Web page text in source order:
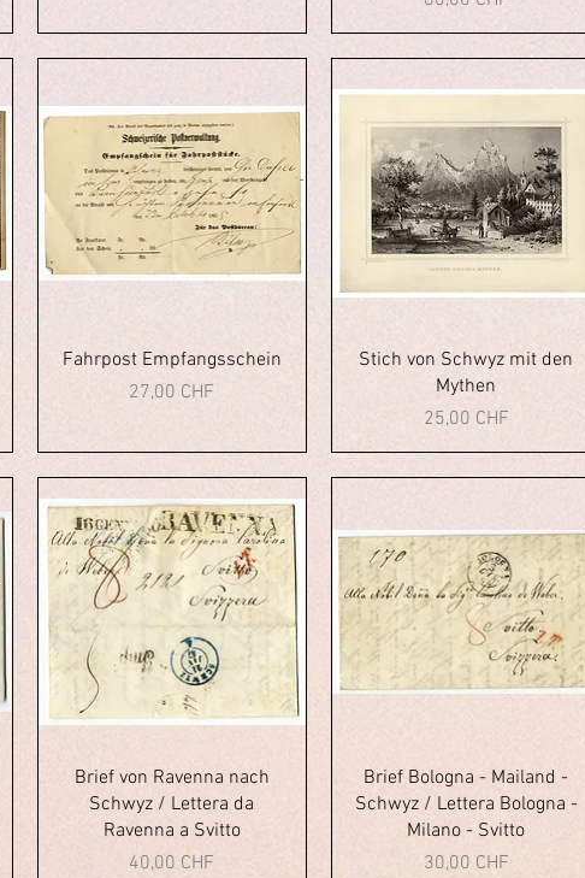
Aperçu rapide
Fahrpost Empfangsschein
Prix
27,00 CHF
Aperçu rapide
Stich von Schwyz mit den
Mythen
Prix
25,00 CHF
Aperçu rapide
Brief von Ravenna nach
Schwyz / Lettera da
Ravenna a Svitto
Prix
40,00 CHF
Aperçu rapide
Brief Bologna - Mailand -
Schwyz / Lettera Bologna -
Milano - Svitto
Prix
30,00 CHF